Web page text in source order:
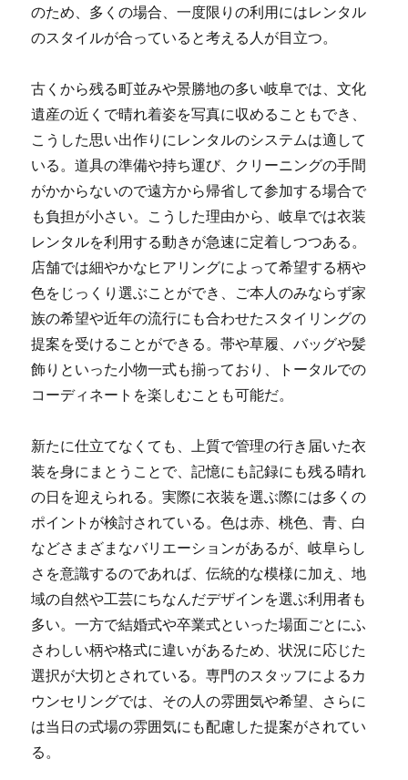
のため、多くの場合、一度限りの利用にはレンタル
のスタイルが合っていると考える人が目立つ。
古くから残る町並みや景勝地の多い岐阜では、文化
遺産の近くで晴れ着姿を写真に収めることもでき、
こうした思い出作りにレンタルのシステムは適して
いる。道具の準備や持ち運び、クリーニングの手間
がかからないので遠方から帰省して参加する場合で
も負担が小さい。こうした理由から、岐阜では衣装
レンタルを利用する動きが急速に定着しつつある。
店舗では細やかなヒアリングによって希望する柄や
色をじっくり選ぶことができ、ご本人のみならず家
族の希望や近年の流行にも合わせたスタイリングの
提案を受けることができる。帯や草履、バッグや髪
飾りといった小物一式も揃っており、トータルでの
コーディネートを楽しむことも可能だ。
新たに仕立てなくても、上質で管理の行き届いた衣
装を身にまとうことで、記憶にも記録にも残る晴れ
の日を迎えられる。実際に衣装を選ぶ際には多くの
ポイントが検討されている。色は赤、桃色、青、白
などさまざまなバリエーションがあるが、岐阜らし
さを意識するのであれば、伝統的な模様に加え、地
域の自然や工芸にちなんだデザインを選ぶ利用者も
多い。一方で結婚式や卒業式といった場面ごとにふ
さわしい柄や格式に違いがあるため、状況に応じた
選択が大切とされている。専門のスタッフによるカ
ウンセリングでは、その人の雰囲気や希望、さらに
は当日の式場の雰囲気にも配慮した提案がされてい
る。